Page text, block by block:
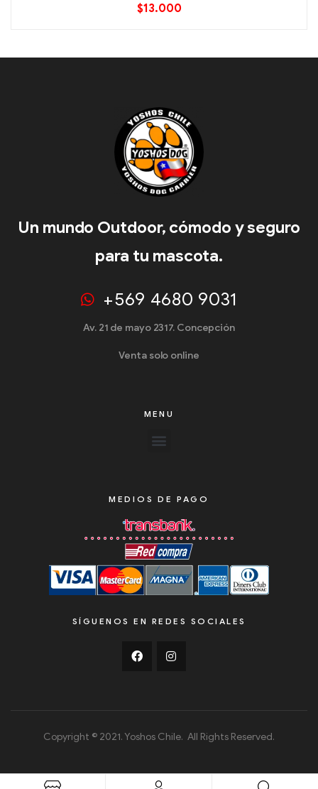
$13.000
Un mundo Outdoor, cómodo y seguro
para tu mascota.
+569 4680 9031
Av. 21 de mayo 2317. Concepción
Venta solo online
MENU
MEDIOS DE PAGO
SÍGUENOS EN REDES SOCIALES
Copyright © 2021. Yoshos Chile. All Rights Reserved.